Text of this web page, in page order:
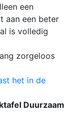
een
aan een beter
is volledig
zorgeloos
het in de
Duurzaam